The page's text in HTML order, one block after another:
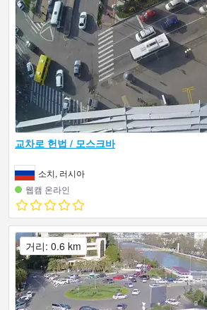
교차로 헌법 / 모스크바
소치, 러시아
웹캠 온라인
거리: 0.6 km